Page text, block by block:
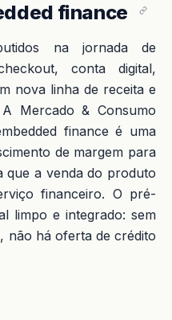
finance
na jornada de
conta digital,
nova linha de receita e
Mercado & Consumo
finance é uma
de margem para
que a venda do produto
financeiro. O pré-
limpo e integrado: sem
não há oferta de crédito